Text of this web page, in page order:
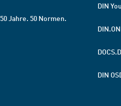
50 Jahre. 50 Normen.
DIN
DIN